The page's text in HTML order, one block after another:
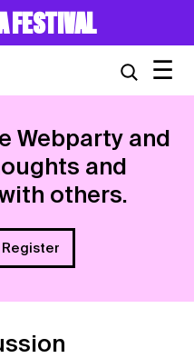
FESTIVAL
☰
Webparty and
and
others.
Register